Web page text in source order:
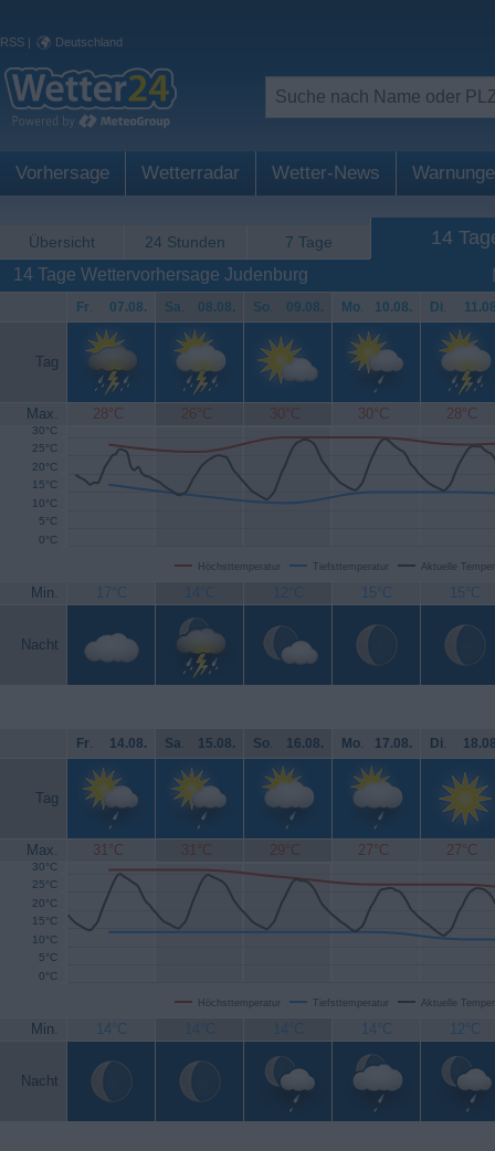
RSS | Deutschland
Vorhersage Wetterradar Wetter-News
Übersicht 24 Stunden 7 Tage 14
14 Tage Wettervorhersage Judenburg
Fr. 07.08. Sa. 08.08. So. 09.08. Mo. 10.08. Di.
Tag
Max. 28°C 26°C 30°C 30°C 28°C
Höchsttemperatur Tiefsttemperatur Aktuelle
0°C
5°C
10°C
15°C
20°C
25°C
30°C
Min. 17°C 14°C 12°C 15°C 15°C
Nacht
Fr. 14.08. Sa. 15.08. So. 16.08. Mo. 17.08. Di.
Tag
Max. 31°C 31°C 29°C 27°C 27°C
Höchsttemperatur Tiefsttemperatur Aktuelle
0°C
5°C
10°C
15°C
20°C
25°C
30°C
Min. 14°C 14°C 14°C 14°C 12°C
Nacht